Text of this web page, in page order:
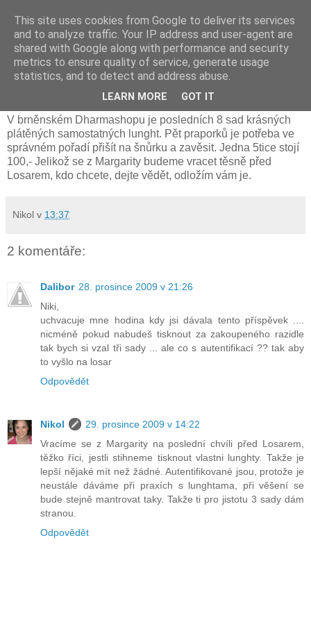
úterý 22. prosince 2009
Lunghty
V brněnském Dharmashopu je posledních 8 sad krásných
plátěných samostatných lunght. Pět praporků je potřeba ve
správném pořadí přišít na šnůrku a zavěsit. Jedna 5tice stojí
100,- Jelikož se z Margarity budeme vracet těsně před
Losarem, kdo chcete, dejte vědět, odložím vám je.
Nikol v 13:37
2 komentáře:
Dalibor 28. prosince 2009 v 21:26
Niki,
uchvacuje mne hodina kdy jsi dávala tento příspěvek ....
nicméně pokud nabudeš tisknout za zakoupeného razidle
tak bych si vzal tři sady ... ale co s autentifikací ?? tak aby
to vyšlo na losar
Odpovědět
Nikol
29. prosince 2009 v 14:22
Vracíme se z Margarity na poslední chvíli před Losarem,
těžko říci, jestli stihneme tisknout vlastni lunghty. Takže je
lepší nějaké mít než žádné. Autentifikované jsou, protože je
neustále dáváme při praxích s lunghtama, při věšení se
bude stejně mantrovat taky. Takže ti pro jistotu 3 sady dám
stranou.
Odpovědět
This site uses cookies from Google to deliver its services
and to analyze traffic. Your IP address and user-agent are
shared with Google along with performance and security
metrics to ensure quality of service, generate usage
statistics, and to detect and address abuse.
LEARN MORE GOT IT